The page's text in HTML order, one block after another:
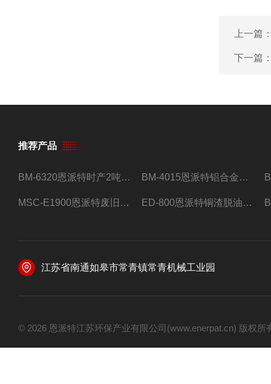
上一篇
下一篇
推荐产品
BM-6320恩派特时产2吨合金钢屑压饼机 BM-4015恩派特铝合金屑压饼机 脱油效果好
MSC-E1900恩派特废旧锂电池极片破碎处理设备 ED-800恩派特铜渣脱油机废铜屑铝屑甩油机
江苏省南通如皋市常青镇常青机械工业园
© 2026 恩派特江苏环保产业有限公司(www.enerpat.cn) 版权